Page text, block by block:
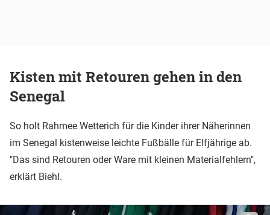
Kisten mit Retouren gehen in den
Senegal
So holt Rahmee Wetterich für die Kinder ihrer Näherinnen
im Senegal kistenweise leichte Fußbälle für Elfjährige ab.
"Das sind Retouren oder Ware mit kleinen Materialfehlern",
erklärt Biehl.